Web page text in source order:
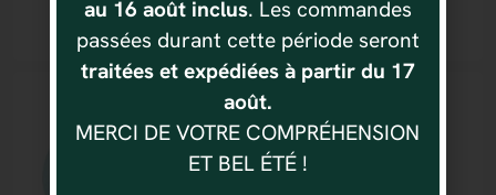
Boule
BOUGIE Ø 80 MM TURQUOISE
2.30€
au 16 août inclus. Les commandes
passées durant cette période seront
traitées et expédiées à partir du 17
août.
MERCI DE VOTRE COMPRÉHENSION
ET BEL ÉTÉ !